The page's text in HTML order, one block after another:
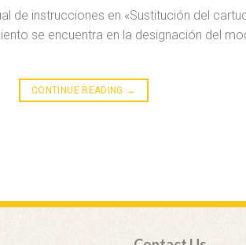
de instrucciones en «Sustitución del
se encuentra en la designación del
CONTINUE READING →